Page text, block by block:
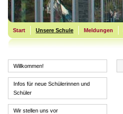
Willkommen!
Infos für neue Schülerinnen und
Schüler
Wir stellen uns vor
Start Unsere Schule Meldungen